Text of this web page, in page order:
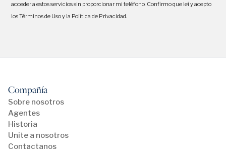
acceder a estos servicios sin proporcionar mi teléfono. Confirmo que leí y acepto
los Términos de Uso y la Política de Privacidad.
Compañía
Sobre nosotros
Agentes
Historia
Unite a nosotros
Contactanos